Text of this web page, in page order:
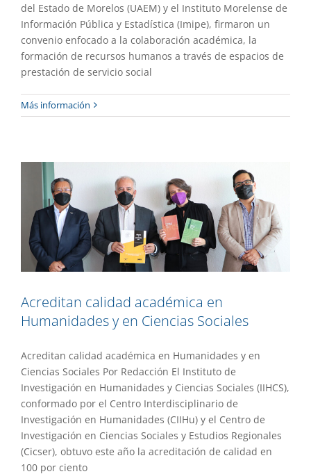
del Estado de Morelos (UAEM) y el Instituto Morelense de
Información Pública y Estadística (Imipe), firmaron un
convenio enfocado a la colaboración académica, la
formación de recursos humanos a través de espacios de
prestación de servicio social
Más informaciónAcreditan calidad académica en
Acreditan calidad académica en
Humanidades y en Ciencias Sociales
Acreditan calidad académica en Humanidades y en
Ciencias Sociales Por Redacción El Instituto de
Investigación en Humanidades y Ciencias Sociales (IIHCS),
conformado por el Centro Interdisciplinario de
Investigación en Humanidades (CIIHu) y el Centro de
Investigación en Ciencias Sociales y Estudios Regionales
(Cicser), obtuvo este año la acreditación de calidad en
100 por ciento